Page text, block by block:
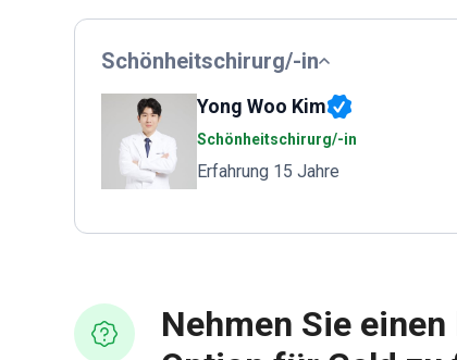
Schönheitschirurg/-in
Yong Woo Kim
Schönheitschirurg/-in
Erfahrung 15 Jahre
Nehmen Sie